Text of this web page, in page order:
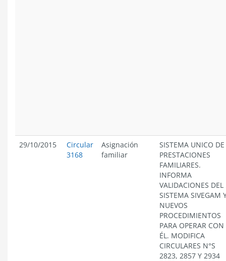
29/10/2015
Circular
3168
Asignación
familiar
SISTEMA UNICO DE
PRESTACIONES
FAMILIARES.
INFORMA
VALIDACIONES DEL
SISTEMA SIVEGAM
NUEVOS
PROCEDIMIENTOS
PARA OPERAR CON
ÉL. MODIFICA
CIRCULARES N°S
2823, 2857 Y 2934